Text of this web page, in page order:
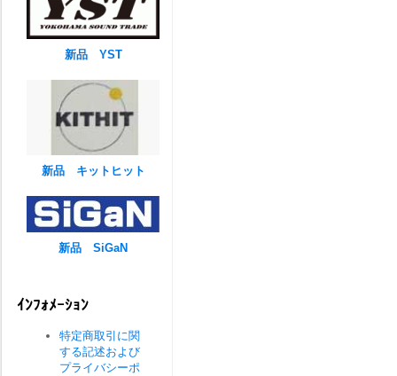
新品 YST
新品 キットヒット
新品 SiGaN
ｲﾝﾌｫﾒｰｼｮﾝ
特定商取引に関
する記述および
プライバシーポ